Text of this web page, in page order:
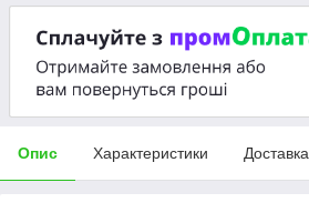
Опис Характеристики Доставка